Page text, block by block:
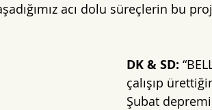
acı dolu süreçlerin bu
DK & SD:
çalışıp
Şubat